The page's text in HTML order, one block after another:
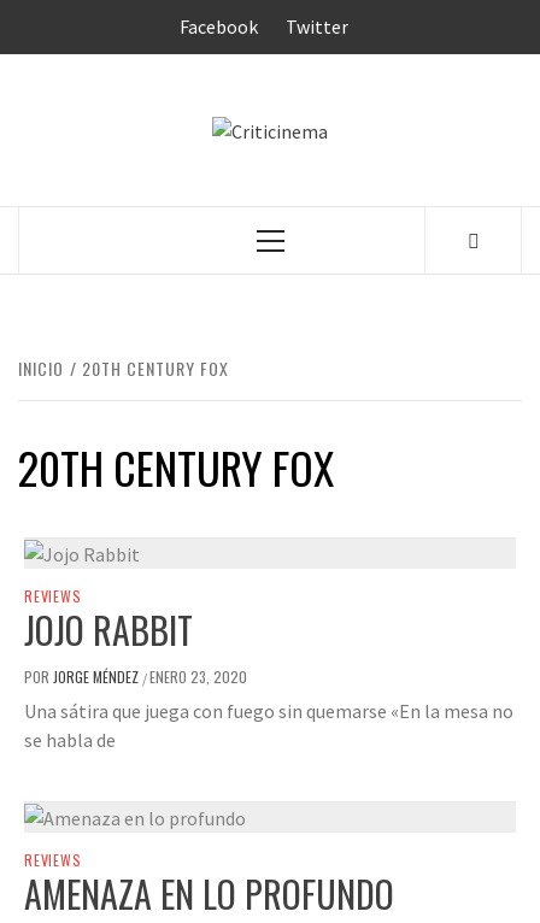
Facebook Twitter
Menú
INICIO 20TH CENTURY FOX
20TH CENTURY FOX
REVIEWS
JOJO RABBIT
POR JORGE MÉNDEZ /ENERO 23, 2020
Una sátira que juega con fuego sin quemarse «En la mesa no
se habla de
REVIEWS
AMENAZA EN LO PROFUNDO